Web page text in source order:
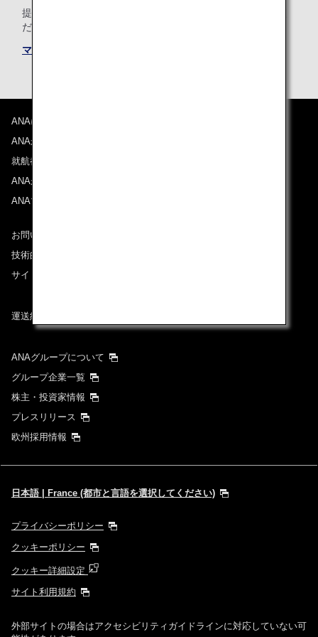
提携航空会社共通のマイル積算条件についても必ずご確認く
ださい。
マイル積算条件
ANAについて
ANAからのお知らせ
就航都市
ANAがお約束する体験
ANAマイレージクラブ
お問い合わせ
技術的なお問い合わせ（推奨環境）
サイトマップ
運送約款
ANAグループについて
グループ企業一覧
株主・投資家情報
プレスリリース
欧州採用情報
日本語 | France (都市と言語を選択してください)
プライバシーポリシー
クッキーポリシー
クッキー詳細設定
サイト利用規約
外部サイトの場合はアクセシビリティガイドラインに対応していない可